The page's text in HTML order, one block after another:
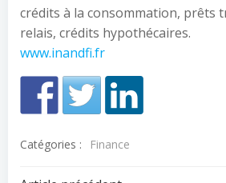
crédits à la consommation, prêts
relais, crédits hypothécaires.
www.inandfi.fr
Catégories : Finance